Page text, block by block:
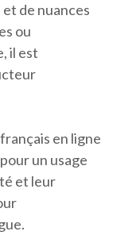
de nuances
ou
il est
en ligne
un usage
et leur